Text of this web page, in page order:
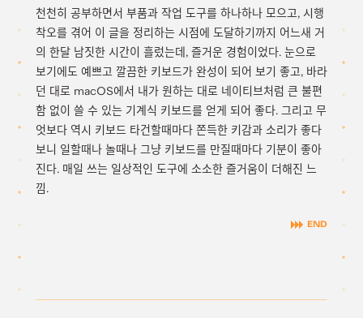
천천히 공부하면서 부품과 작업 도구를 하나하나 모으고, 시행
착오를 겪어 이 글을 정리하는 시점에 도달하기까지 어느새 거
의 한달 남짓한 시간이 흘렀는데, 즐거운 경험이었다. 눈으로
보기에도 예쁘고 깔끔한 키보드가 완성이 되어 보기 좋고, 바라
던 대로 macOS에서 내가 원하는 대로 네이티브처럼 큰 불편
함 없이 쓸 수 있는 기계식 키보드를 얻게 되어 좋다. 그리고 무
엇보다 역시 키보드 타건할때마다 쫀득한 키감과 소리가 좋다
보니 일할때나 놀때나 그냥 키보드를 만질때마다 기분이 좋아
진다. 매일 쓰는 일상적인 도구에 소소한 즐거움이 더해진 느
낌.